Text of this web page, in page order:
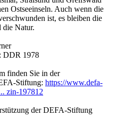
Ostseeinseln. Auch wenn die
ist, es bleiben die
die Natur.
DDR 1978
finden Sie in der
Stiftung: https://www.defa-
zin-197812
der DEFA-Stiftung